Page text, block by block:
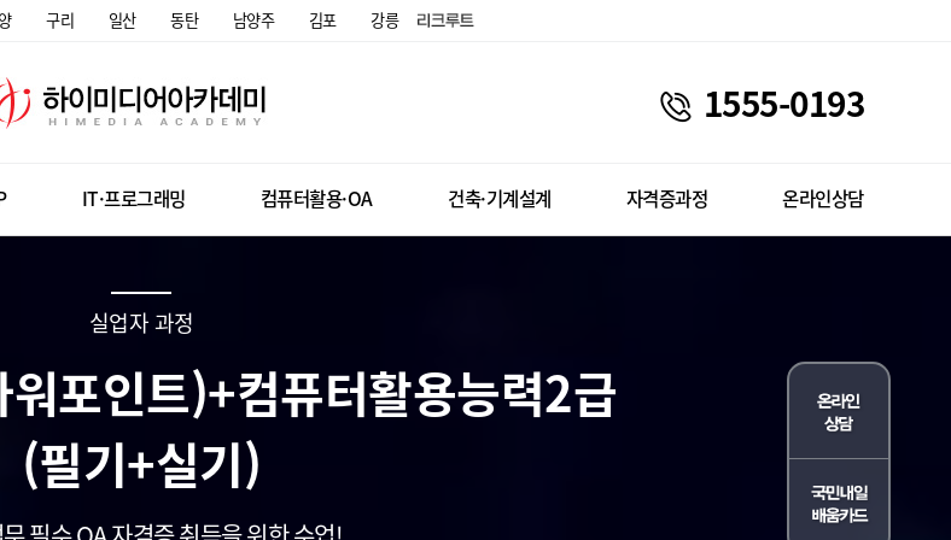
구리 일산 동탄 남양주 김포 강릉
1555-0193
IT·프로그래밍 컴퓨터활용·OA 건축·기계설계 자격증과정 온라인상담
실업자 과정
포인트)+컴퓨터활용능력2급
(필기+실기)